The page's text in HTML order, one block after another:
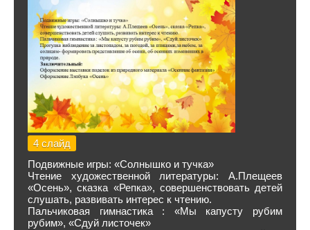
4 слайд
Подвижные игры: «Солнышко и тучка»
Чтение художественной литературы: А.Плещеев
«Осень», сказка «Репка», совершенствовать детей
слушать, развивать интерес к чтению.
Пальчиковая гимнастика : «Мы капусту рубим
рубим», «Сдуй листочек»